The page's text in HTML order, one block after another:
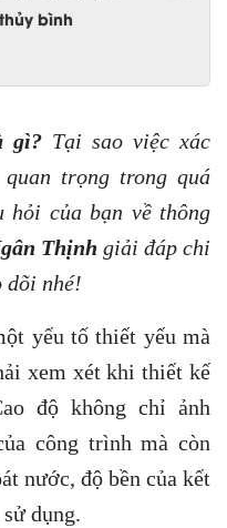
bình
gì? Tại sao việc xác
trọng trong quá
hỏi của bạn về thông
Thịnh giải đáp chi
dõi nhé!
yếu tố thiết yếu mà
xem xét khi thiết kế
độ không chỉ ảnh
công trình mà còn
nước, độ bền của kết
dụng.